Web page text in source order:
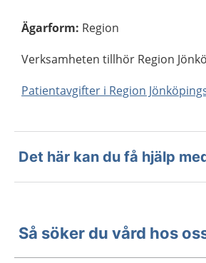
Ägarform: Region
Verksamheten tillhör Region
Patientavgifter i Region
Det här kan du få hjälp
Så söker du vård hos